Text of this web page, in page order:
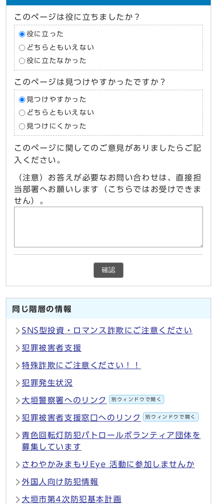
このページは役に立ちましたか？
役に立った
どちらともいえない
役に立たなかった
このページは見つけやすかったですか？
見つけやすかった
どちらともいえない
見つけにくかった
このページに関してのご意見がありましたらご記
入ください。
（注意）お答えが必要なお問い合わせは、直接担
当部署へお願いします（こちらではお受けできま
せん）。
確認
同じ階層の情報
SNS型投資・ロマンス詐欺にご注意ください
犯罪被害者支援
特殊詐欺にご注意ください！！
犯罪発生状況
大垣警察署へのリンク 別ウィンドウで開く
犯罪被害者支援窓口へのリンク 別ウィンドウで開く
青色回転灯防犯パトロールボランティア団体を
募集しています
さわやかみまもりEye 活動に参加しませんか
外国人向け防犯情報
大垣市第4次防犯基本計画